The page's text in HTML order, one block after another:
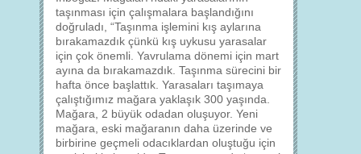
taşınması için çalışmalara başlandığını
doğruladı, “Taşınma işlemini kış aylarına
bırakamazdık çünkü kış uykusu yarasalar
için çok önemli. Yavrulama dönemi için mart
ayına da bırakamazdık. Taşınma sürecini bir
hafta önce başlattık. Yarasaları taşımaya
çalıştığımız mağara yaklaşık 300 yaşında.
Mağara, 2 büyük odadan oluşuyor. Yeni
mağara, eski mağaranın daha üzerinde ve
birbirine geçmeli odacıklardan oluştuğu için